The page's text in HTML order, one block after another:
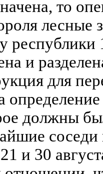
то
лесные
республики
и
для
определение
должны
и 30